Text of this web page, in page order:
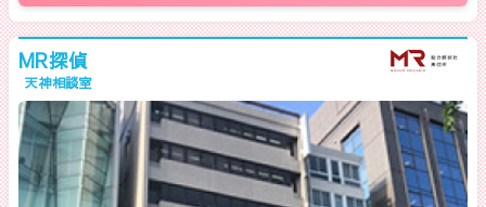
MR探偵
天神相談室